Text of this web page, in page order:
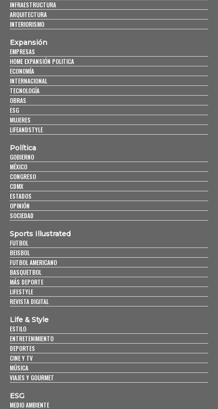
INFRAESTRUCTURA
ARQUITECTURA
INTERIORISMO
Expansión
EMPRESAS
HOME EXPANSIÓN POLITICA
ECONOMÍA
INTERNACIONAL
TECNOLOGÍA
OBRAS
ESG
MUJERES
LIFEANDSTYLE
Política
GOBIERNO
MÉXICO
CONGRESO
CDMX
ESTADOS
OPINIÓN
SOCIEDAD
Sports Illustrated
FUTBOL
BEISBOL
FUTBOL AMERICANO
BASQUETBOL
MÁS DEPORTE
LIFESTYLE
REVISTA DIGITAL
Life & Style
ESTILO
ENTRETENIMIENTO
DEPORTES
CINE Y TV
MÚSICA
VIAJES Y GOURMET
ESG
MEDIO AMBIENTE